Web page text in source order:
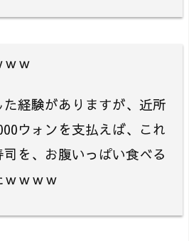
ｗ
経験がありますが、近所
ウォンを支払えば、これ
を、お腹いっぱい食べる
ｗｗｗ